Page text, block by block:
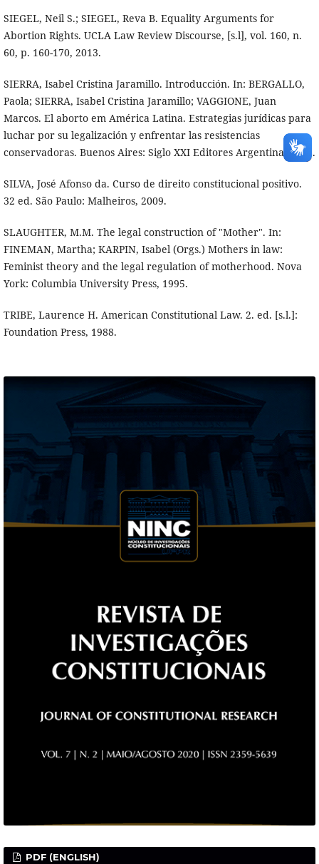
SIEGEL, Neil S.; SIEGEL, Reva B. Equality Arguments for
Abortion Rights. UCLA Law Review Discourse, [s.l], vol. 160, n.
60, p. 160-170, 2013.
SIERRA, Isabel Cristina Jaramillo. Introducción. In: BERGALLO,
Paola; SIERRA, Isabel Cristina Jaramillo; VAGGIONE, Juan
Marcos. El aborto em América Latina. Estrategias jurídicas para
luchar por su legalización y enfrentar las resistencias
conservadoras. Buenos Aires: Siglo XXI Editores Argentina, 2018.
SILVA, José Afonso da. Curso de direito constitucional positivo.
32 ed. São Paulo: Malheiros, 2009.
SLAUGHTER, M.M. The legal construction of "Mother". In:
FINEMAN, Martha; KARPIN, Isabel (Orgs.) Mothers in law:
Feminist theory and the legal regulation of motherhood. Nova
York: Columbia University Press, 1995.
TRIBE, Laurence H. American Constitutional Law. 2. ed. [s.l.]:
Foundation Press, 1988.
PDF (ENGLISH)